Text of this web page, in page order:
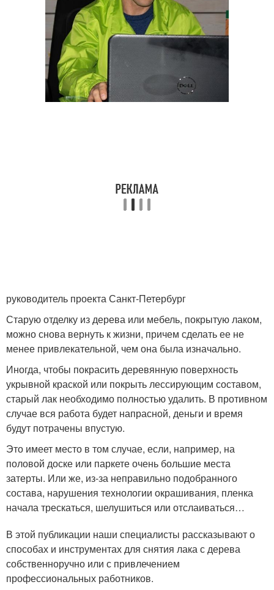
руководитель проекта Санкт-Петербург
Старую отделку из дерева или мебель, покрытую лаком,
можно снова вернуть к жизни, причем сделать ее не
менее привлекательной, чем она была изначально.
Иногда, чтобы покрасить деревянную поверхность
укрывной краской или покрыть лессирующим составом,
старый лак необходимо полностью удалить. В противном
случае вся работа будет напрасной, деньги и время
будут потрачены впустую.
Это имеет место в том случае, если, например, на
половой доске или паркете очень большие места
затерты. Или же, из-за неправильно подобранного
состава, нарушения технологии окрашивания, пленка
начала трескаться, шелушиться или отслаиваться…
В этой публикации наши специалисты рассказывают о
способах и инструментах для снятия лака с дерева
собственноручно или с привлечением
профессиональных работников.